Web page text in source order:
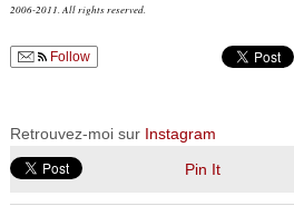
2006-2011. All rights reserved.
Follow
Retrouvez-moi sur Instagram
Pin It